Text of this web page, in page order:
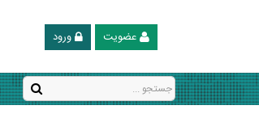
ورود عضویت